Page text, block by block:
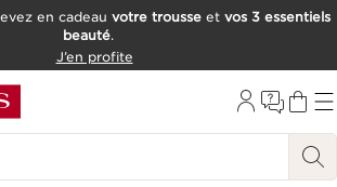
en cadeau votre trousseet vos 3 essentiels
beauté.
J’en profite